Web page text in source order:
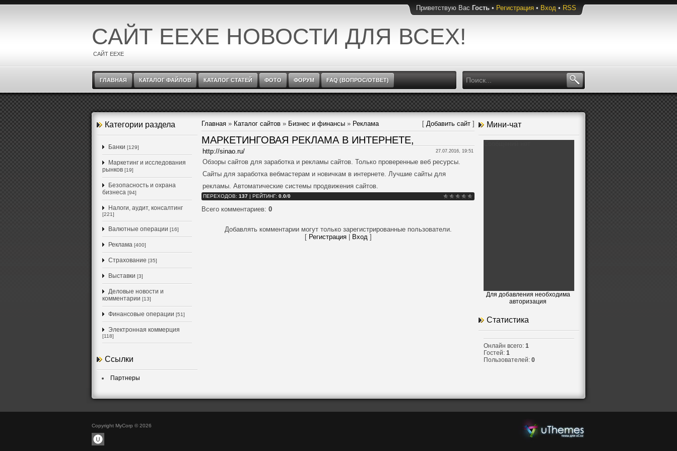
Приветствую Вас Гость • Регистрация • Вход • RSS
САЙТ EEXE НОВОСТИ ДЛЯ ВСЕХ!
САЙТ EEXE
ГЛАВНАЯ КАТАЛОГ ФАЙЛОВ КАТАЛОГ СТАТЕЙ ФОТО ФОРУМ FAQ (ВОПРОС/ОТВЕТ)
Категории раздела
Банки [129]
Маркетинг и исследования
рынков [19]
Безопасность и охрана
бизнеса [94]
Налоги, аудит, консалтинг
[221]
Валютные операции [16]
Реклама [400]
Страхование [35]
Выставки [3]
Деловые новости и
комментарии [13]
Финансовые операции [51]
Электронная коммерция
[118]
Ссылки
Партнеры
Главная » Каталог сайтов » Бизнес и финансы » Реклама [ Добавить сайт ]
МАРКЕТИНГОВАЯ РЕКЛАМА В ИНТЕРНЕТЕ,
http://sinao.ru/ 27.07.2016, 19:51
Обзоры сайтов для заработка и рекламы сайтов. Только проверенные веб ресурсы.
Сайты для заработка вебмастерам и новичкам в интернете. Лучшие сайты для
рекламы. Автоматические системы продвижения сайтов.
ПЕРЕХОДОВ: 137 | РЕЙТИНГ: 0.0/0
Всего комментариев: 0
Добавлять комментарии могут только зарегистрированные пользователи.
[ Регистрация| Вход]
Мини-чат
Для добавления необходима
авторизация
Статистика
Онлайн всего: 1
Гостей: 1
Пользователей: 0
Copyright MyCorp © 2026